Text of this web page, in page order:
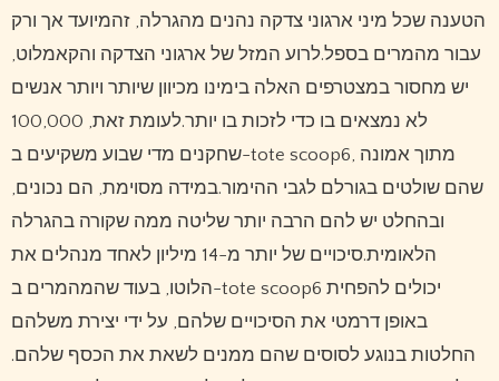
הטענה שכל מיני ארגוני צדקה נהנים מהגרלה, זהמיועד אך ורק
עבור מהמרים בספל.לרוע המזל של ארגוני הצדקה והקאמלוט,
יש מחסור במצטרפים האלה בימינו מכיוון שיותר ויותר אנשים
לא נמצאים בו כדי לזכות בו יותר.לעומת זאת, 100,000
שחקנים מדי שבוע משקיעים ב-tote scoop6, מתוך אמונה
שהם שולטים בגורלם לגבי ההימור.במידה מסוימת, הם נכונים,
ובהחלט יש להם הרבה יותר שליטה ממה שקורה בהגרלה
הלאומית.סיכויים של יותר מ-14 מיליון לאחד מנהלים את
הלוטו, בעוד שהמהמרים ב-tote scoop6 יכולים להפחית
באופן דרמטי את הסיכויים שלהם, על ידי יצירת משלהם
החלטות בנוגע לסוסים שהם ממנים לשאת את הכסף שלהם.